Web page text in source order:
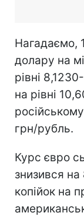
Нагадаємо,
долару на
рівні
на рівні
грн/рубль.
Курс євро
знизився на
копійок на